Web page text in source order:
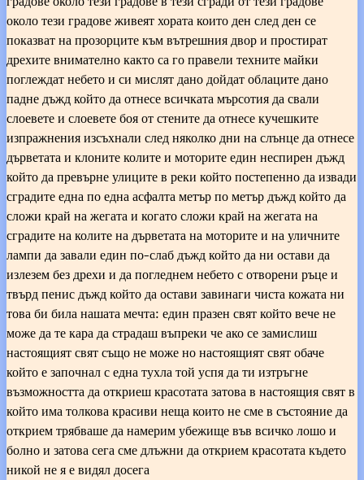
около тези градове живеят хората които ден след ден се
показват на прозорците към вътрешния двор и простират
дрехите внимателно както са го правели техните майки
поглеждат небето и си мислят дано дойдат облаците дано
падне дъжд който да отнесе всичката мърсотия да свали
слоевете и слоевете боя от стените да отнесе кучешките
изпражнения изсъхнали след няколко дни на слънце да отнесе
дърветата и клоните колите и моторите един неспирен дъжд
който да превърне улиците в реки който постепенно да извади
сградите една по една асфалта метър по метър дъжд който да
сложи край на жегата и когато сложи край на жегата на
сградите на колите на дърветата на моторите и на уличните
лампи да завали един по-слаб дъжд който да ни остави да
излезем без дрехи и да погледнем небето с отворени ръце и
твърд пенис дъжд който да остави завинаги чиста кожата ни
това би била нашата мечта: един празен свят който вече не
може да те кара да страдаш въпреки че ако се замислиш
настоящият свят също не може но настоящият свят обаче
който е започнал с една тухла той успя да ти изтръгне
възможността да откриеш красотата затова в настоящия свят в
който има толкова красиви неща които не сме в състояние да
открием трябваше да намерим убежище във всичко лошо и
болно и затова сега сме длъжни да открием красотата където
никой не я е видял досега